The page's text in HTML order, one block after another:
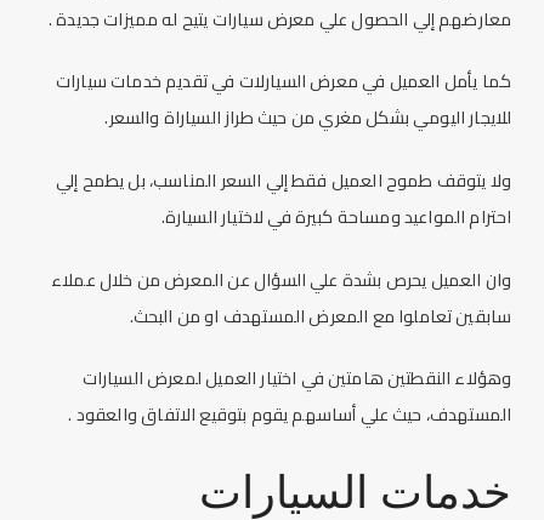
معارضهم إلي الحصول علي معرض سيارات يتيح له مميزات جديدة .
كما يأمل العميل في معرض السيارلات في تقديم خدماتسيارات
للايجاراليومي بشكل مغري من حيث طراز السياراة والسعر.
ولا يتوقف طموح العميل فقط إلي السعر المناسب، بل يطمح إلي
احترام المواعيد ومساحة كبيرة في لاختيار السيارة.
وان العميل يحرص بشدة علي السؤال عن المعرض من خلال عملاء
سابقين تعاملوا مع المعرض المستهدف او من البحث.
وهؤلاء النقطتين هامتين في اختيار العميل لمعرض السيارات
المستهدف، حيث علي أساسهم يقوم بتوقيع الاتفاق والعقود .
خدمات السيارات